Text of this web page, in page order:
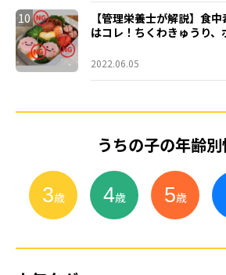
10
【管理栄養士が解説】食
はコレ！ちくわきゅうり、
2022.06.05
うちの子の年齢
3歳 4歳 5歳